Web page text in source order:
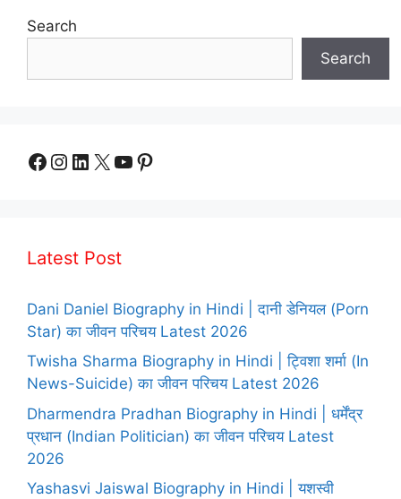
Search
Search
Facebook
Instagram
LinkedIn
X YouTube
Pinterest
Latest Post
Dani Daniel Biography in Hindi | दानी डेनियल (Porn
Star) का जीवन परिचय Latest 2026
Twisha Sharma Biography in Hindi | ट्विशा शर्मा (In
News-Suicide) का जीवन परिचय Latest 2026
Dharmendra Pradhan Biography in Hindi | धर्मेंद्र
प्रधान (Indian Politician) का जीवन परिचय Latest
2026
Yashasvi Jaiswal Biography in Hindi | यशस्वी